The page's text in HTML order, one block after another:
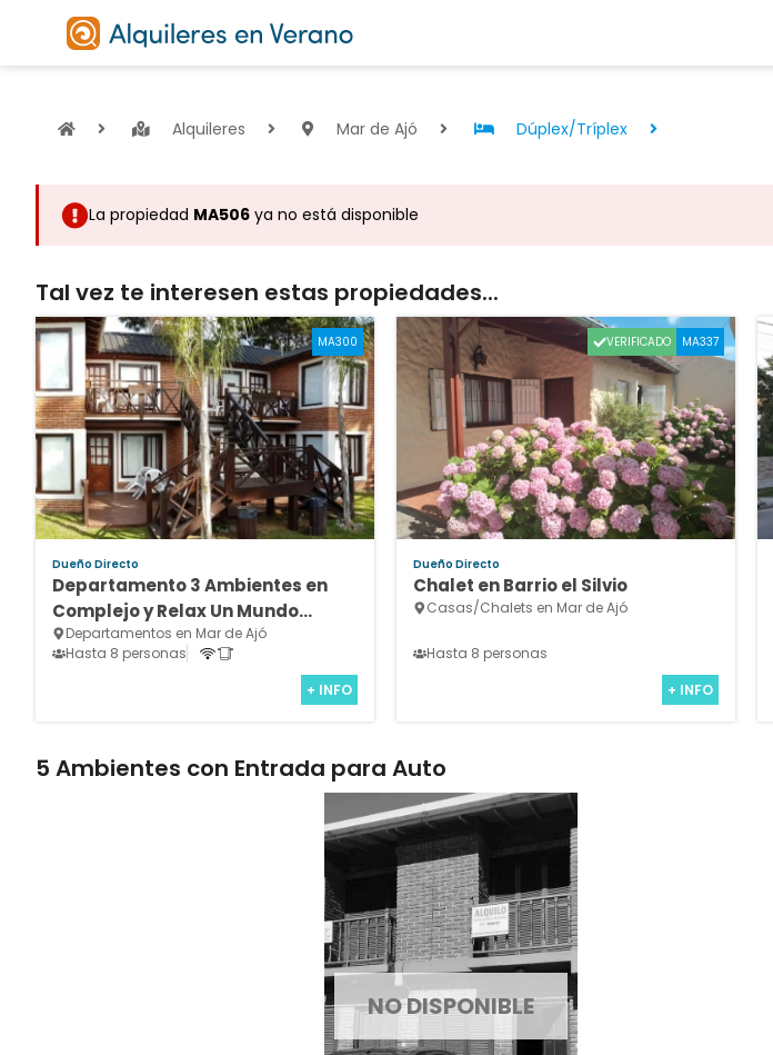
Alquileres Mar de Ajó Dúplex/Tríplex
La propiedad MA506 ya no está disponible
Tal vez te interesen estas propiedades...
MA300
Dueño Directo
Departamento 3 Ambientes en
Complejo y Relax Un Mundo
Aparte - Barrio San Rafael
Departamentos en Mar de Ajó
Hasta 8 personas
+ INFO
VERIFICADO MA337
Dueño Directo
Chalet en Barrio el Silvio
Casas/Chalets en Mar de Ajó
Hasta 8 personas
+ INFO
5 Ambientes con Entrada para Auto
NO DISPONIBLE